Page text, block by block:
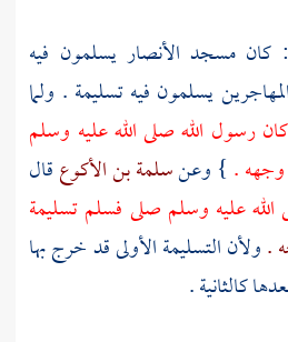
: كان مسجد الأنصاريسلمون فيه
المهاجرينيسلمون فيه تسليمة . ولما
كان رسول الله صلى الله عليه وسلم
وجهه . } وعنسلمة بن الأكوعقال
عليه وسلم صلى فسلم تسليمة
.ولأن التسليمة الأولى قد خرج بها
كالثانية .